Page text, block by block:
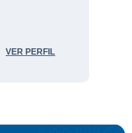
VER PERFIL